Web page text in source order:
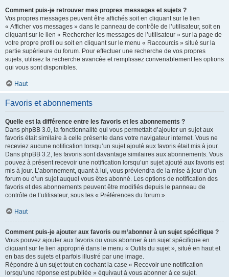
Comment puis-je retrouver mes propres messages et sujets ?
Vos propres messages peuvent être affichés soit en cliquant sur le lien
« Afficher vos messages » dans le panneau de contrôle de l’utilisateur, soit en
cliquant sur le lien « Rechercher les messages de l’utilisateur » sur la page de
votre propre profil ou soit en cliquant sur le menu « Raccourcis » situé sur la
partie supérieure du forum. Pour effectuer une recherche de vos propres
sujets, utilisez la recherche avancée et remplissez convenablement les options
qui vous sont disponibles.
Haut
Favoris et abonnements
Quelle est la différence entre les favoris et les abonnements ?
Dans phpBB 3.0, la fonctionnalité qui vous permettait d’ajouter un sujet aux
favoris était similaire à celle présente dans votre navigateur internet. Vous ne
receviez aucune notification lorsqu’un sujet ajouté aux favoris était mis à jour.
Dans phpBB 3.2, les favoris sont davantage similaires aux abonnements. Vous
pouvez à présent recevoir une notification lorsqu’un sujet ajouté aux favoris est
mis à jour. L’abonnement, quant à lui, vous préviendra de la mise à jour d’un
forum ou d’un sujet auquel vous êtes abonné. Les options de notification des
favoris et des abonnements peuvent être modifiés depuis le panneau de
contrôle de l’utilisateur, sous les « Préférences du forum ».
Haut
Comment puis-je ajouter aux favoris ou m’abonner à un sujet spécifique ?
Vous pouvez ajouter aux favoris ou vous abonner à un sujet spécifique en
cliquant sur le lien approprié dans le menu « Outils du sujet », situé en haut et
en bas des sujets et parfois illustré par une image.
Répondre à un sujet tout en cochant la case « Recevoir une notification
lorsqu’une réponse est publiée » équivaut à vous abonner à ce sujet.